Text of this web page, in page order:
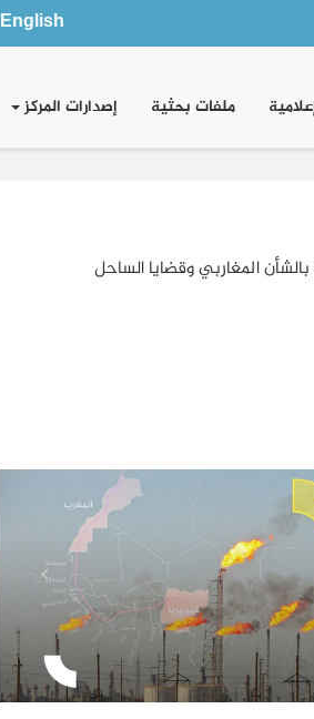
English
ملفات بحثية إصدارات المركز
المغاربي وقضايا الساحل